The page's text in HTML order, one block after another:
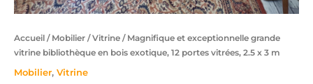
Accueil / Mobilier /Vitrine / Magnifique et exceptionnelle grande
vitrine bibliothèque en bois exotique, 12 portes vitrées, 2.5 x 3 m
Mobilier, Vitrine